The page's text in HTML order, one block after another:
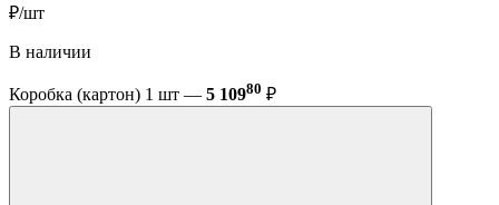
₽/шт
В наличии
Коробка (картон) 1 шт — 5 10980 ₽